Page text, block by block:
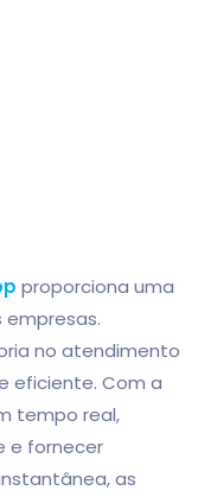
proporciona uma
empresas.
no atendimento
eficiente. Com a
tempo real,
e fornecer
as